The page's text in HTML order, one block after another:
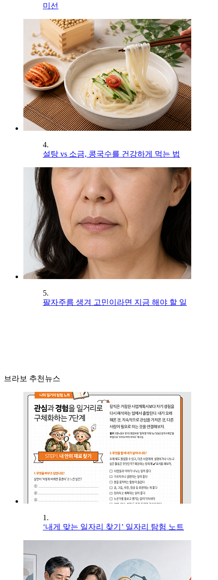
미선
4.
설탕 vs 소금, 콩국수를 건강하게 먹는 법
5.
팔자주름 생겨 고민이라면 지금 해야 할 일
브라보 추천뉴스
1.
‘내게 맞는 일자리 찾기’ 일자리 탐험 노트